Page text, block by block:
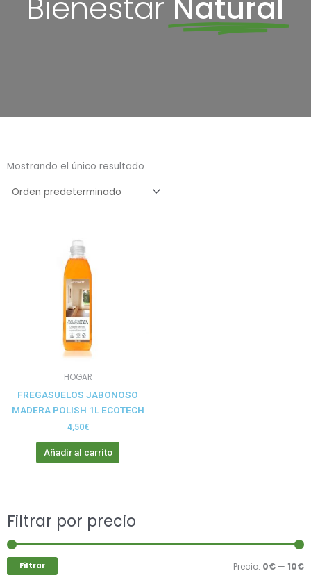
Bienestar Natural
Mostrando el único resultado
HOGAR
FREGASUELOS JABONOSO
MADERA POLISH 1L ECOTECH
4,50€
Añadir al carrito
Filtrar por precio
Filtrar Precio: 0€ — 10€
Buscar